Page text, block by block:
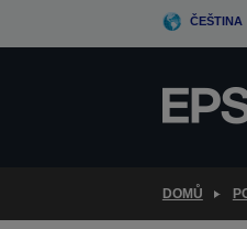
ČEŠTINA
DOMŮ